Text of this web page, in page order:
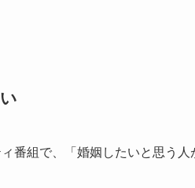
番組で、「婚姻したいと思う人